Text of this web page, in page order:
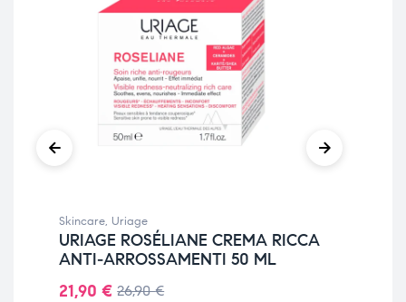
Skincare, Uriage
URIAGE ROSÉLIANE CREMA RICCA
ANTI-ARROSSAMENTI 50 ML
26,90€
21,90 €